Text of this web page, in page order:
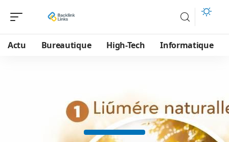
Actu Bureautique High-Tech Informatique